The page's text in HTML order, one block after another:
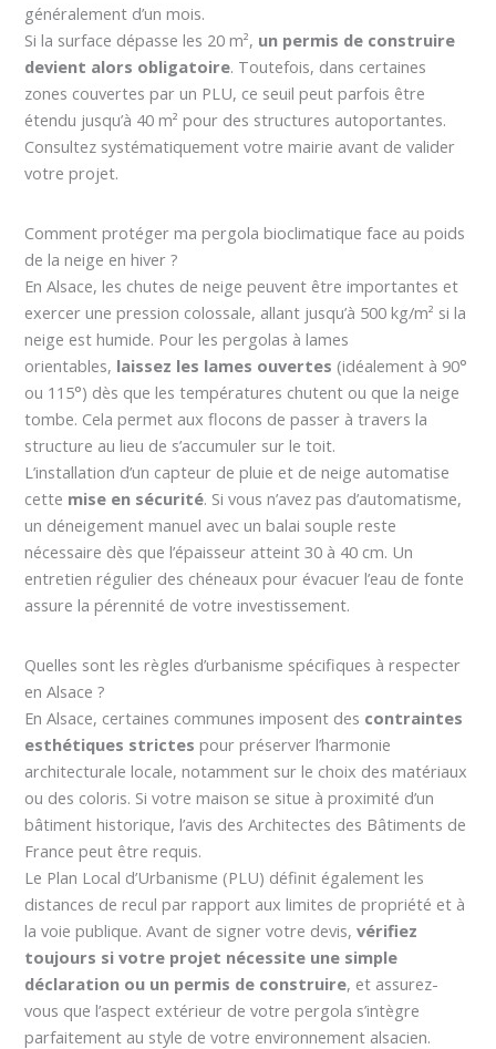
généralement d’un mois.
Si la surface dépasse les 20 m², un permis de construire
devient alors obligatoire. Toutefois, dans certaines
zones couvertes par un PLU, ce seuil peut parfois être
étendu jusqu’à 40 m² pour des structures autoportantes.
Consultez systématiquement votre mairie avant de valider
votre projet.
Comment protéger ma pergola bioclimatique face au poids
de la neige en hiver ?
En Alsace, les chutes de neige peuvent être importantes et
exercer une pression colossale, allant jusqu’à 500 kg/m² si la
neige est humide. Pour les pergolas à lames
orientables, laissez les lames ouvertes (idéalement à 90°
ou 115°) dès que les températures chutent ou que la neige
tombe. Cela permet aux flocons de passer à travers la
structure au lieu de s’accumuler sur le toit.
L’installation d’un capteur de pluie et de neige automatise
cette mise en sécurité. Si vous n’avez pas d’automatisme,
un déneigement manuel avec un balai souple reste
nécessaire dès que l’épaisseur atteint 30 à 40 cm. Un
entretien régulier des chéneaux pour évacuer l’eau de fonte
assure la pérennité de votre investissement.
Quelles sont les règles d’urbanisme spécifiques à respecter
en Alsace ?
En Alsace, certaines communes imposent des contraintes
esthétiques strictes pour préserver l’harmonie
architecturale locale, notamment sur le choix des matériaux
ou des coloris. Si votre maison se situe à proximité d’un
bâtiment historique, l’avis des Architectes des Bâtiments de
France peut être requis.
Le Plan Local d’Urbanisme (PLU) définit également les
distances de recul par rapport aux limites de propriété et à
la voie publique. Avant de signer votre devis,vérifiez
toujours si votre projet nécessite une simple
déclaration ou un permis de construire, et assurez-
vous que l’aspect extérieur de votre pergola s’intègre
parfaitement au style de votre environnement alsacien.